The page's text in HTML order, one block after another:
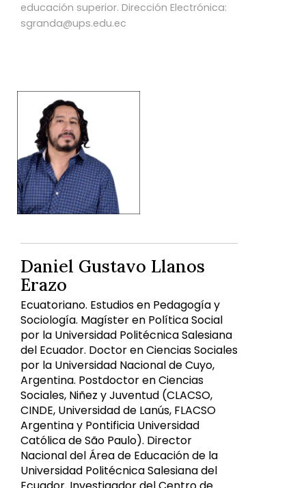
educación superior. Dirección Electrónica:
sgranda@ups.edu.ec
Daniel Gustavo Llanos
Erazo
Ecuatoriano. Estudios en Pedagogía y
Sociología. Magíster en Política Social
por la Universidad Politécnica Salesiana
del Ecuador. Doctor en Ciencias Sociales
por la Universidad Nacional de Cuyo,
Argentina. Postdoctor en Ciencias
Sociales, Niñez y Juventud (CLACSO,
CINDE, Universidad de Lanús, FLACSO
Argentina y Pontificia Universidad
Católica de São Paulo). Director
Nacional del Área de Educación de la
Universidad Politécnica Salesiana del